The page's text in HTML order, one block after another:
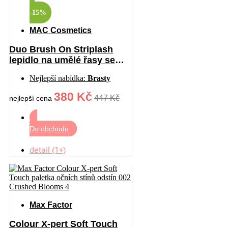
-15%
MAC Cosmetics
Duo Brush On Striplash
lepidlo na umělé řasy se
White/Clear 5 g
Nejlepší nabídka: Brasty
nejlepší cena 380 Kč 447 Kč
Do obchodu
detail (1+)
Max Factor
Colour X-pert Soft Touch